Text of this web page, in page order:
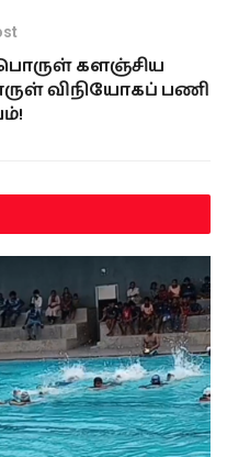
களஞ்சிய
விநியோகப் பணி